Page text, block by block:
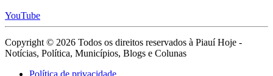
YouTube
Copyright © 2026 Todos os direitos reservados à Piauí Hoje -
Notícias, Política, Municípios, Blogs e Colunas